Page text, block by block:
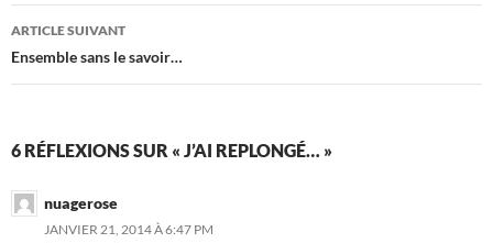
articles
ARTICLE SUIVANT
Ensemble sans le savoir…
6 RÉFLEXIONS SUR « J’AI REPLONGÉ… »
nuagerose
JANVIER 21, 2014 À 6:47 PM